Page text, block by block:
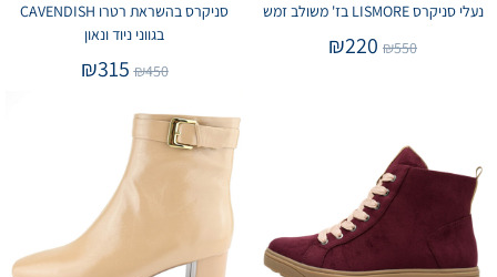
נעלי סניקרס LISMORE בז' משולב זמש
₪550
₪220
סניקרס בהשראת רטרו CAVENDISH
בגווני ניוד ונאון
₪450
₪315